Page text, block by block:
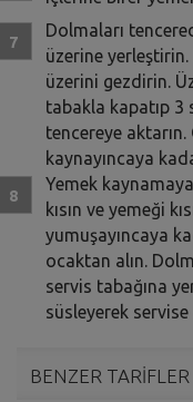
Dolmaları
üzerine yerleştirin.
üzerini gezdirin.
tabakla kapatıp 3
tencereye aktarın.
kaynayıncaya
Yemek
kısın ve yemeği
yumuşayıncaya
ocaktan alın.
servis tabağına
süsleyerek
BENZER TARİFLER